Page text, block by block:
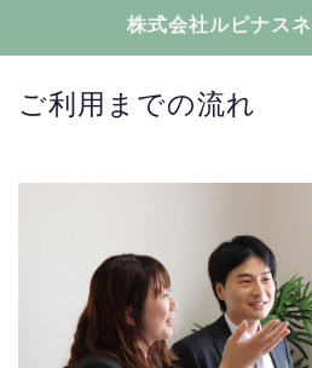
株式会社ルピナス
ご利用までの流れ